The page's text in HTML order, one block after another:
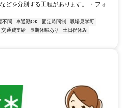
どを分別する工程があります。 ・フォ
不問 車通勤OK 固定時間制
職場見学可
交通費支給 長期休暇あり
土日祝休み